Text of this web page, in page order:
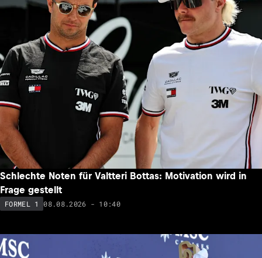
Schlechte Noten für Valtteri Bottas: Motivation wird in
Frage gestellt
FORMEL 1 08.08.2026 - 10:40